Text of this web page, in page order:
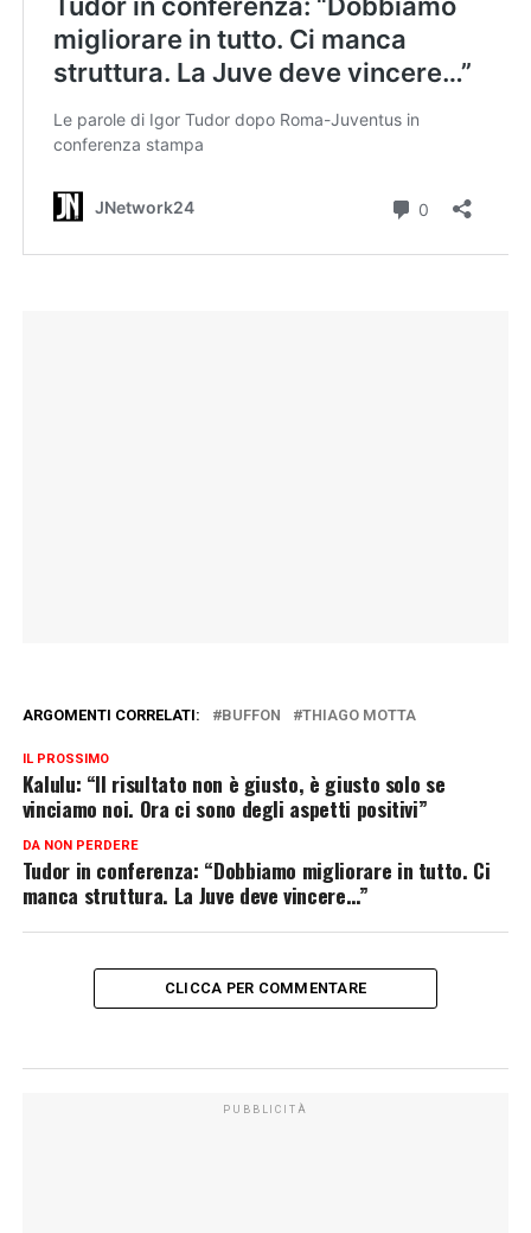
ARGOMENTI CORRELATI: BUFFON THIAGO MOTTA
IL PROSSIMO
Kalulu: “Il risultato non è giusto, è giusto solo se
vinciamo noi. Ora ci sono degli aspetti positivi”
DA NON PERDERE
Tudor in conferenza: “Dobbiamo migliorare in tutto. Ci
manca struttura. La Juve deve vincere…”
CLICCA PER COMMENTARE
PUBBLICITÀ